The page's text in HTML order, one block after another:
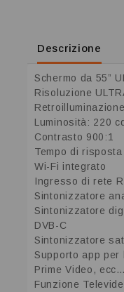
Descrizione
Schermo da 55”
Risoluzione
Luminosità: 220
Contrasto 900:1
Tempo di
Wi-Fi integrato
Ingresso di rete
Sintonizzatore
Sintonizzatore
DVB-C
Sintonizzatore
Supporto app per
Prime Video,
Funzione